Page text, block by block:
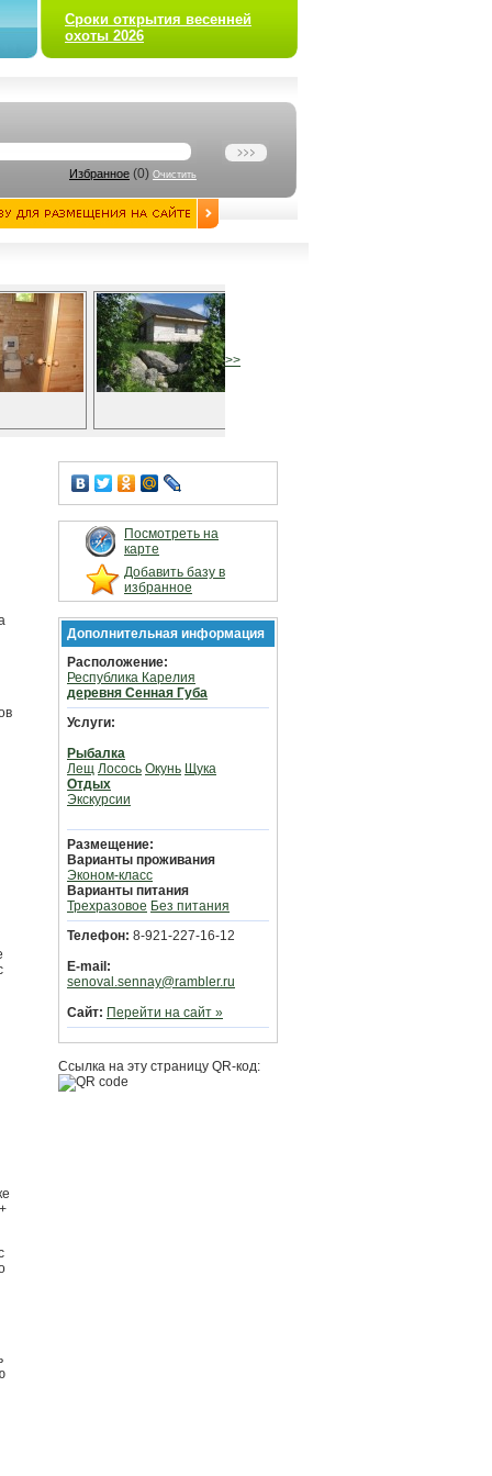
Сроки открытия весенней
охоты 2026
Избранное (0) Очистить
>>
Посмотреть на
карте
Добавить базу в
избранное
Дополнительная информация
Расположение:
Республика Карелия
деревня Сенная Губа
Услуги:
Рыбалка
Лещ Лосось Окунь Щука
Отдых
Экскурсии
Размещение:
Варианты проживания
Эконом-класс
Варианты питания
Трехразовое Без питания
Телефон: 8-921-227-16-12
E-mail:
senoval.sennay@rambler.ru
Сайт: Перейти на сайт »
Ссылка на эту страницу QR-код: